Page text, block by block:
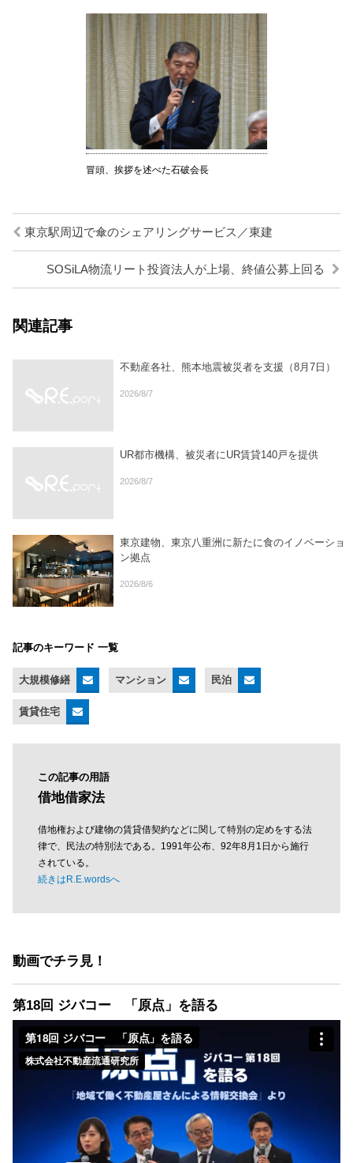
冒頭、挨拶を述べた石破会長
東京駅周辺で傘のシェアリングサービス／東建
SOSiLA物流リート投資法人が上場、終値公募上回る
関連記事
不動産各社、熊本地震被災者を支援（8月7日）
2026/8/7
UR都市機構、被災者にUR賃貸140戸を提供
2026/8/7
東京建物、東京八重洲に新たに食のイノベーショ
ン拠点
2026/8/6
記事のキーワード 一覧
大規模修繕 マンション 民泊
賃貸住宅
この記事の用語
借地借家法
借地権および建物の賃貸借契約などに関して特別の定めをする法
律で、民法の特別法である。1991年公布、92年8月1日から施行
されている。
続きはR.E.wordsへ
動画でチラ見！
第18回 ジバコー 「原点」を語る